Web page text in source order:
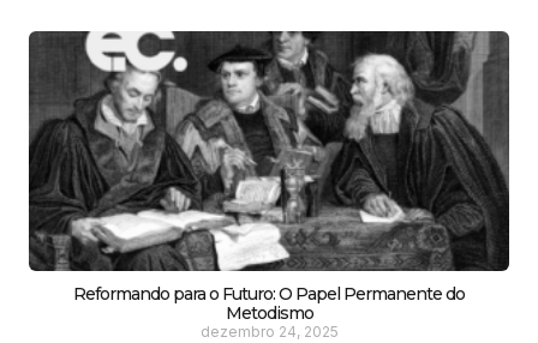
Reformando para o Futuro: O Papel Permanente do
Metodismo
dezembro 24, 2025